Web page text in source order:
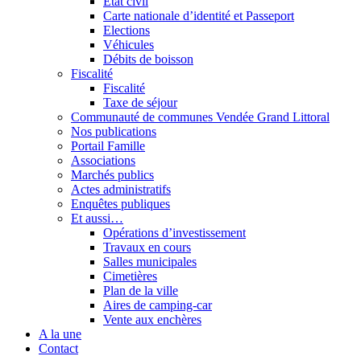
Carte nationale d’identité et Passeport
Elections
Véhicules
Débits de boisson
Fiscalité
Fiscalité
Taxe de séjour
Communauté de communes Vendée Grand Littoral
Nos publications
Portail Famille
Associations
Marchés publics
Actes administratifs
Enquêtes publiques
Et aussi…
Opérations d’investissement
Travaux en cours
Salles municipales
Cimetières
Plan de la ville
Aires de camping-car
Vente aux enchères
A la une
Contact